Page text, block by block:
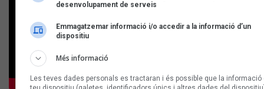
desenvolupament de serveis
Emmagatzemar informació i/o accedir a la informació d’un
dispositiu
Més informació
Les teves dades personals es tractaran i és possible que la informació